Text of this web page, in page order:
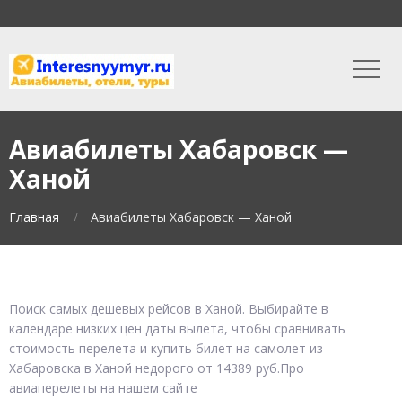
Авиабилеты Хабаровск —
Ханой
Главная Авиабилеты Хабаровск — Ханой
Поиск самых дешевых рейсов в Ханой. Выбирайте в
календаре низких цен даты вылета, чтобы сравнивать
стоимость перелета и купить билет на самолет из
Хабаровска в Ханой недорого от 14389 руб.Про
авиаперелеты на нашем сайте